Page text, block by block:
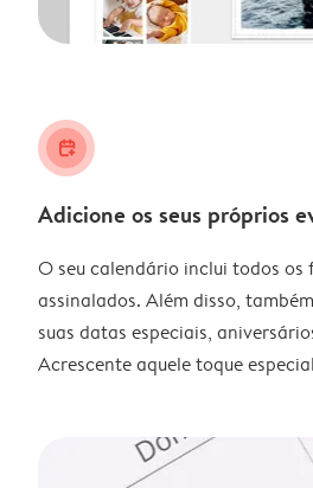
calendar_plus
Adicione os seus próprios
O seu calendário inclui todos os
assinalados. Além disso,
suas datas especiais,
Acrescente aquele toque